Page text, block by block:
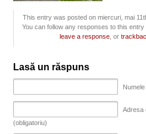
This entry was posted on miercuri, mai
You can follow any responses to this entry
leave a response , or
Lasă un răspuns
Adresa
(obligatoriu)